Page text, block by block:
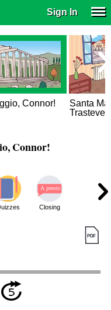
Sign In
Connor!
Santa
Connor!
Closing